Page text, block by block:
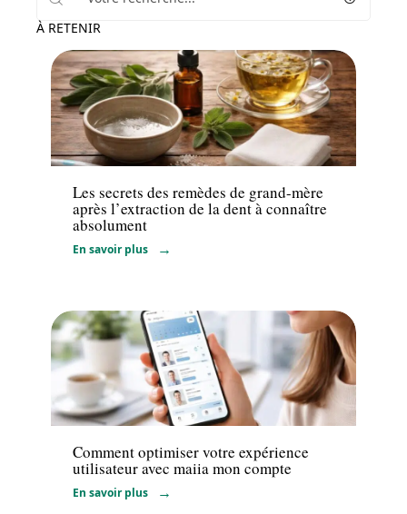
À RETENIR
Professionnels
Les secrets des remèdes de grand-mère
après l’extraction de la dent à connaître
absolument
En savoir plus
Santé
Comment optimiser votre expérience
utilisateur avec maiia mon compte
En savoir plus